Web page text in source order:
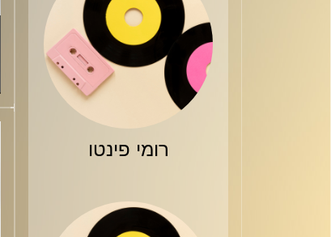
רומי פינטו